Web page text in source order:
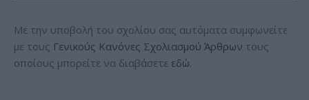
Με την υποβολή του σχολίου σας αυτόματα συμφωνείτε
με τους Γενικούς Κανόνες Σχολιασμού Άρθρων τους
οποίους μπορείτε να διαβάσετε εδώ.